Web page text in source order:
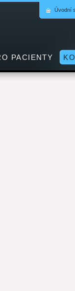
PACIENTY
Úvodní